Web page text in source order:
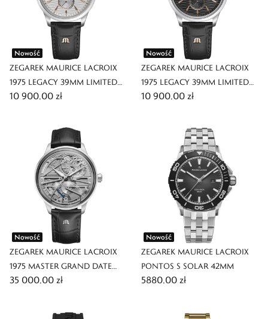
Nowość
ZEGAREK MAURICE LACROIX
1975 LEGACY 39MM LIMITED
EDITION
10 900,00 zł
Nowość
ZEGAREK MAURICE LACROIX
1975 LEGACY 39MM LIMITED
EDITION
10 900,00 zł
Nowość
ZEGAREK MAURICE LACROIX
1975 MASTER GRAND DATE
RETROGRADE 42MM SPECIAL
35 000,00 zł
Nowość
ZEGAREK MAURICE LACROIX
PONTOS S SOLAR 42MM
5880,00 zł